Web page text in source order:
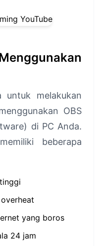
untuk melakukan
OBS
di PC Anda.
beberapa
yang boros
24 jam